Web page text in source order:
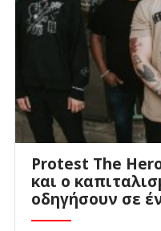
Protest The
και ο
οδηγήσουν σε